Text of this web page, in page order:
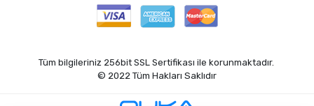
Tüm bilgileriniz 256bit SSL Sertifikası ile korunmaktadır.
© 2022 Tüm Hakları Saklıdır